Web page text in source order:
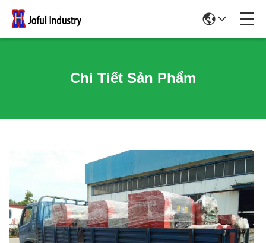
Chi Tiết Sản Phẩm